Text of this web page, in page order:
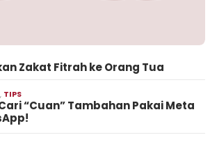
Zakat Fitrah ke Orang Tua
, TIPS
“Cuan” Tambahan Pakai Meta